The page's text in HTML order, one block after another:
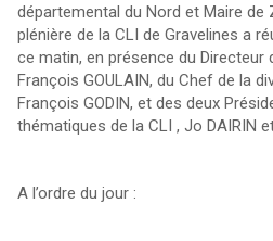
départemental du Nord et Maire de
plénière de la CLI de Gravelines a
ce matin, en présence du Directeur
François GOULAIN, du Chef de la
François GODIN, et des deux
thématiques de la CLI , Jo DAIRIN
A l’ordre du jour :